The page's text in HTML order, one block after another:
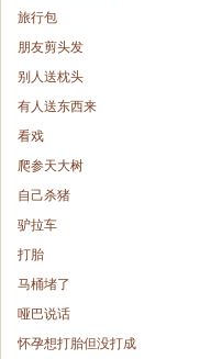
旅行包
朋友剪头发
别人送枕头
有人送东西来
看戏
爬参天大树
自己杀猪
驴拉车
打胎
马桶堵了
哑巴说话
怀孕想打胎但没打成